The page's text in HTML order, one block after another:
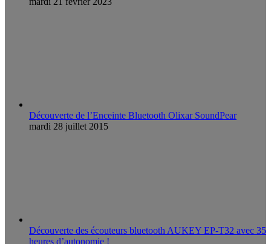
Découverte de l’Enceinte Bluetooth Olixar SoundPear
mardi 28 juillet 2015
Découverte des écouteurs bluetooth AUKEY EP-T32 avec 35
heures d’autonomie !